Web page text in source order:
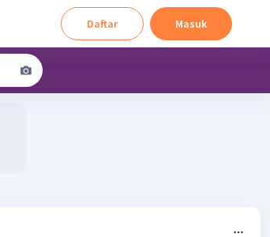
Daftar Masuk